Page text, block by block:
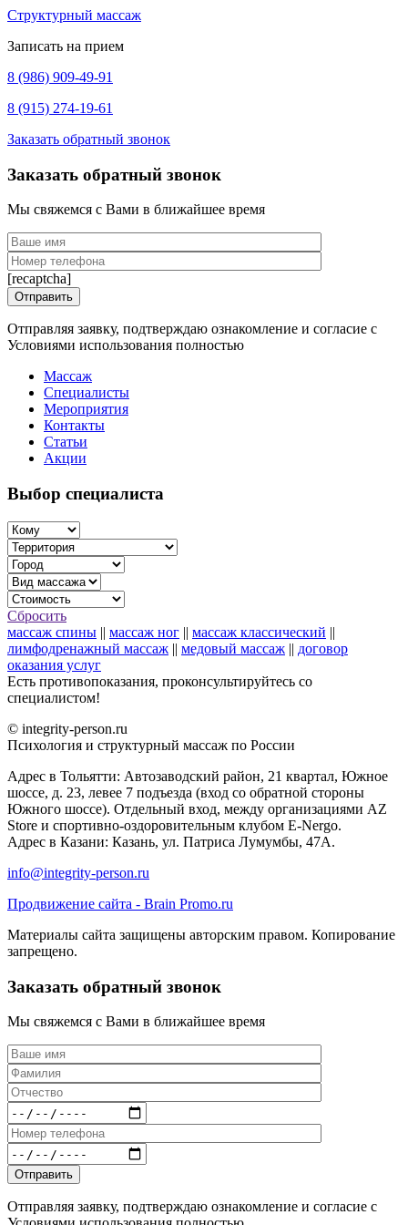
Структурный массаж
Записать на прием
8 (986) 909-49-91
8 (915) 274-19-61
Заказать обратный звонок
Заказать обратный звонок
Мы свяжемся с Вами в ближайшее время
[recaptcha]
Отправляя заявку, подтверждаю ознакомление и согласие с
Условиями использования полностью
Массаж
Специалисты
Мероприятия
Контакты
Статьи
Акции
Выбор специалиста
Сбросить
массаж спины || массаж ног || массаж классический ||
лимфодренажный массаж || медовый массаж || договор
оказания услуг
Есть противопоказания, проконсультируйтесь со
специалистом!
© integrity-person.ru
Психология и структурный массаж по России
Адрес в Тольятти: Автозаводский район, 21 квартал, Южное
шоссе, д. 23, левее 7 подъезда (вход со обратной стороны
Южного шоссе). Отдельный вход, между организациями AZ
Store и спортивно-оздоровительным клубом E-Nergo.
Адрес в Казани: Казань, ул. Патриса Лумумбы, 47А.
info@integrity-person.ru
Продвижение сайта - Brain Promo.ru
Материалы сайта защищены авторским правом. Копирование
запрещено.
Заказать обратный звонок
Мы свяжемся с Вами в ближайшее время
Отправляя заявку, подтверждаю ознакомление и согласие с